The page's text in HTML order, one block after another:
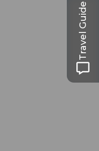
Travel Guide